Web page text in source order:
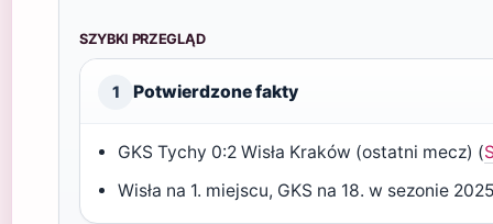
SZYBKI PRZEGLĄD
1 Potwierdzone fakty
GKS Tychy 0:2 Wisła Kraków (ostatni mecz) (
Wisła na 1. miejscu, GKS na 18. w sezonie